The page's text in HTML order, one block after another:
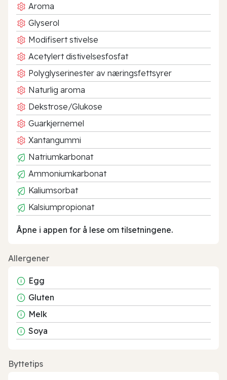
Aroma
Glyserol
Modifisert stivelse
Acetylert distivelsesfosfat
Polyglyserinester av næringsfettsyrer
Naturlig aroma
Dekstrose/Glukose
Guarkjernemel
Xantangummi
Natriumkarbonat
Ammoniumkarbonat
Kaliumsorbat
Kalsiumpropionat
Åpne i appen for å lese om tilsetningene.
Allergener
Egg
Gluten
Melk
Soya
Byttetips